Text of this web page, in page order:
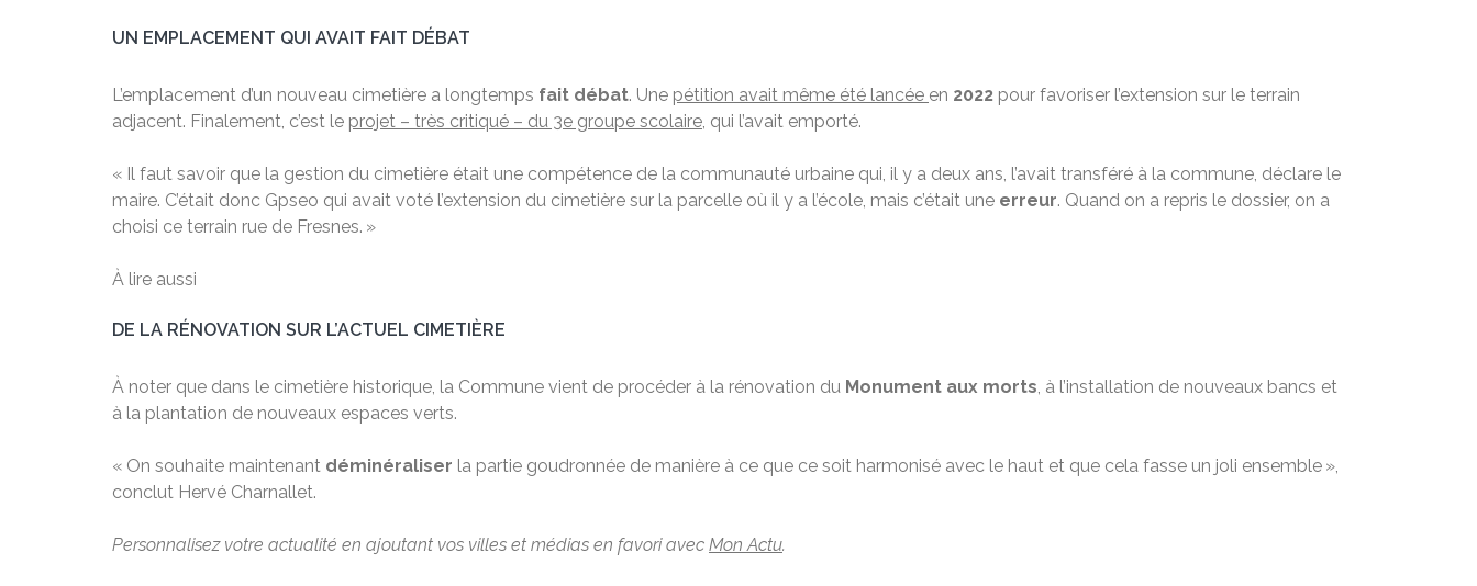
UN EMPLACEMENT QUI AVAIT FAIT DÉBAT
L’emplacement d’un nouveau cimetière a longtemps fait débat. Une pétition avait même été lancée en 2022 pour favoriser l’extension sur le terrain
adjacent. Finalement, c’est le projet – très critiqué – du 3e groupe scolaire, qui l’avait emporté.
« Il faut savoir que la gestion du cimetière était une compétence de la communauté urbaine qui, il y a deux ans, l’avait transféré à la commune, déclare le
maire. C’était donc Gpseo qui avait voté l’extension du cimetière sur la parcelle où il y a l’école, mais c’était une erreur. Quand on a repris le dossier, on a
choisi ce terrain rue de Fresnes. »
À lire aussi
DE LA RÉNOVATION SUR L’ACTUEL CIMETIÈRE
À noter que dans le cimetière historique, la Commune vient de procéder à la rénovation du Monument aux morts, à l’installation de nouveaux bancs et
à la plantation de nouveaux espaces verts.
« On souhaite maintenant déminéraliser la partie goudronnée de manière à ce que ce soit harmonisé avec le haut et que cela fasse un joli ensemble »,
conclut Hervé Charnallet.
Personnalisez votre actualité en ajoutant vos villes et médias en favori avec Mon Actu.